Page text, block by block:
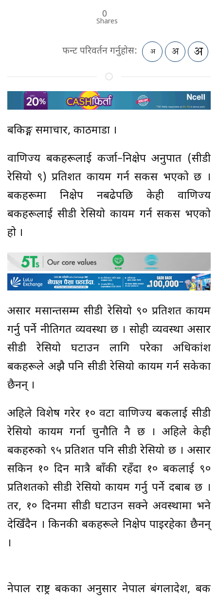
0
Shares
फन्ट परिवर्तन गर्नुहोस:
बैंकिङ्ग समाचार, काठमाडौं ।
वाणिज्य बैंकहरूलाई कर्जा–निक्षेप अनुपात (सीडी
रेसियो ९) प्रतिशत कायम गर्न सकस भएको छ ।
बैंकहरूमा निक्षेप नबढेपछि केही वाणिज्य
बैंकहरूलाई सीडी रेसियो कायम गर्न सकस भएको
हो ।
असार मसान्तसम्म सीडी रेसियो ९० प्रतिशत कायम
गर्नु पर्ने नीतिगत व्यवस्था छ । सोही व्यवस्था असार
सीडी रेसियो घटाउन लागि परेका अधिकांश
बैंकहरूले अझै पनि सीडी रेसियो कायम गर्न सकेका
छैनन् ।
अहिले विशेष गरेर १० वटा वाणिज्य बैंकलाई सीडी
रेसियो कायम गर्ना चुनौति नै छ । अहिले केही
बैंकहरुको ९५ प्रतिशत पनि सीडी रेसियो छ । असार
सकिन १० दिन मात्रै बाँकी रहँदा १० बैंकलाई ९०
प्रतिशतको सीडी रेसियो कायम गर्नु पर्ने दबाब छ ।
तर, १० दिनमा सीडी घटाउन सक्ने अवस्थामा भने
देखिँदैन । किनकी बैंकहरूले निक्षेप पाइरहेका छैनन्
।
नेपाल राष्ट्र बैंकका अनुसार नेपाल बंगलादेश, बैंक